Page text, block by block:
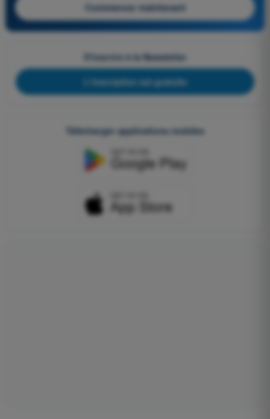
Commencer maintenant
S'inscrire à la Newsletter
L'inscription est gratuite
Télécharger applications mobiles